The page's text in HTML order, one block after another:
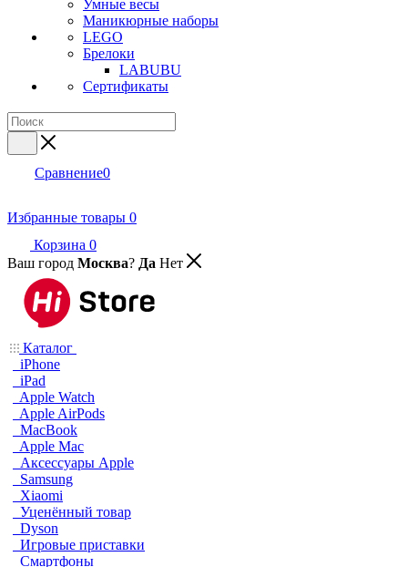
Умные весы
Маникюрные наборы
LEGO
Брелоки
LABUBU
Сертификаты
Сравнение0
Избранные товары 0
Корзина 0
Ваш город Москва? Да Нет
Каталог
iPhone
iPad
Apple Watch
Apple AirPods
MacBook
Apple Mac
Аксессуары Apple
Samsung
Xiaomi
Уценённый товар
Dyson
Игровые приставки
Смартфоны